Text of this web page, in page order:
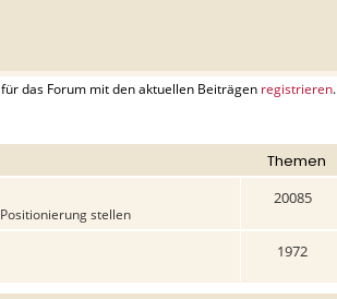
das Forum mit den aktuellen Beiträgen registrieren.
Themen
stellen
20085
1972